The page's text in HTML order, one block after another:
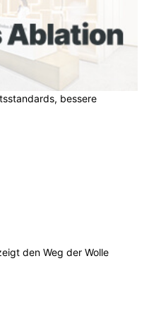
bessere
den Weg der Wolle